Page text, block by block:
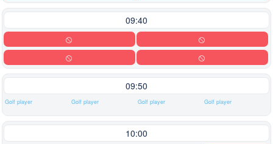
09:40
09:50
Golf player Golf player Golf player Golf player
10:00